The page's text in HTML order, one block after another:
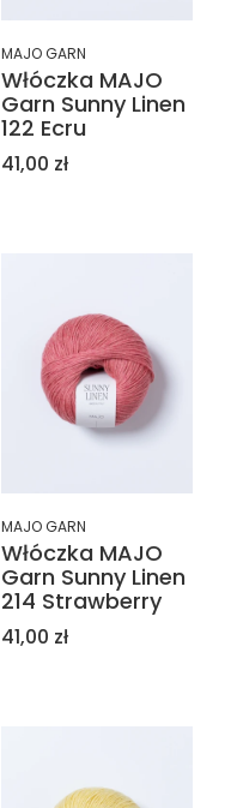
MAJO GARN
Włóczka MAJO
Garn Sunny Linen
122 Ecru
Cena
41,00 zł
MAJO GARN
Włóczka MAJO
Garn Sunny Linen
214 Strawberry
Cena
41,00 zł